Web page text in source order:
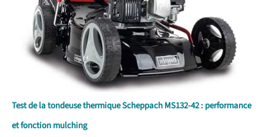
Test de la tondeuse thermique Scheppach MS132-42 : performance
et fonction mulching